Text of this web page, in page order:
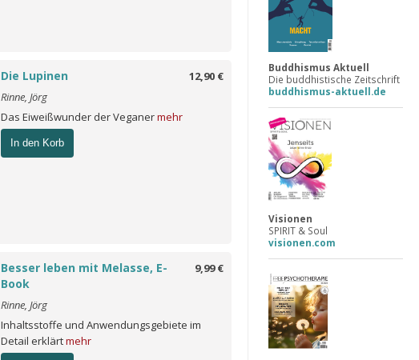
12,90 €
Die Lupinen
Rinne, Jörg
Das Eiweißwunder der Veganermehr
In den Korb
9,99 €
Besser leben mit Melasse, E-
Book
Rinne, Jörg
Inhaltsstoffe und Anwendungsgebiete im
Detail erklärtmehr
Buddhismus Aktuell
Die buddhistische Zeitschrift
buddhismus-aktuell.de
Visionen
SPIRIT & Soul
visionen.com